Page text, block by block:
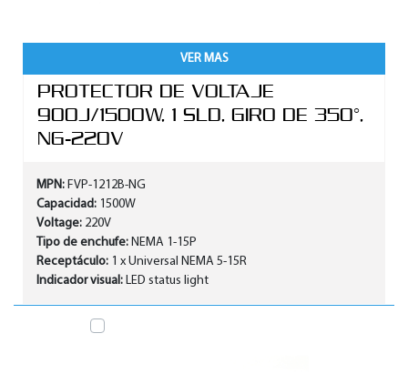
VER MAS
PROTECTOR DE VOLTAJE
900J/1500W, 1 SLD, GIRO DE 350°,
NG-220V
MPN: FVP-1212B-NG
Capacidad: 1500W
Voltage: 220V
Tipo de enchufe: NEMA 1-15P
Receptáculo: 1 x Universal NEMA 5-15R
Indicador visual: LED status light